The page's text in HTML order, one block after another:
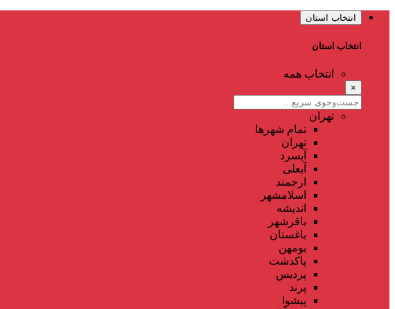
انتخاب استان
انتخاب استان
انتخاب همه
×
تهران
تمام شهر‌ها
تهران
آبسرد
آبعلی
ارجمند
اسلامشهر
اندیشه
باقرشهر
باغستان
بومهن
پاکدشت
پردیس
پرند
پیشوا